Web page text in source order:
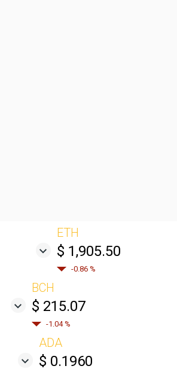
ETH
$ 1,905.50
-0.86 %
BCH
$ 215.07
-1.04 %
ADA
$ 0.1960